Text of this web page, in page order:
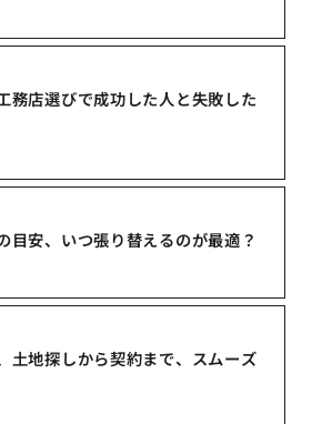
務店選びで成功した人と失敗した
目安、いつ張り替えるのが最適？
土地探しから契約まで、スムーズ